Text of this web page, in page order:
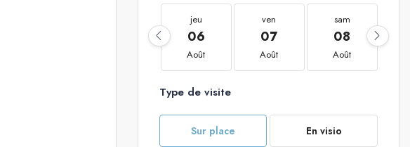
jeu
06
Août
ven
07
Août
sam
08
Août
Type de visite
Sur place En visio